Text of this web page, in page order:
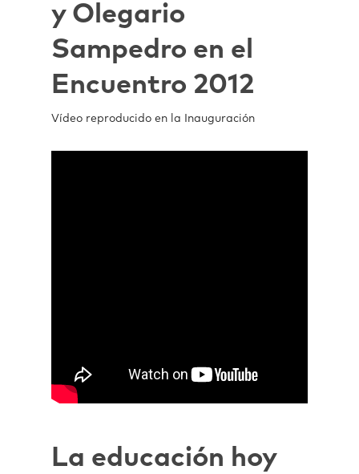
y Olegario
Sampedro en el
Encuentro 2012
Vídeo reproducido en la Inauguración
La educación hoy